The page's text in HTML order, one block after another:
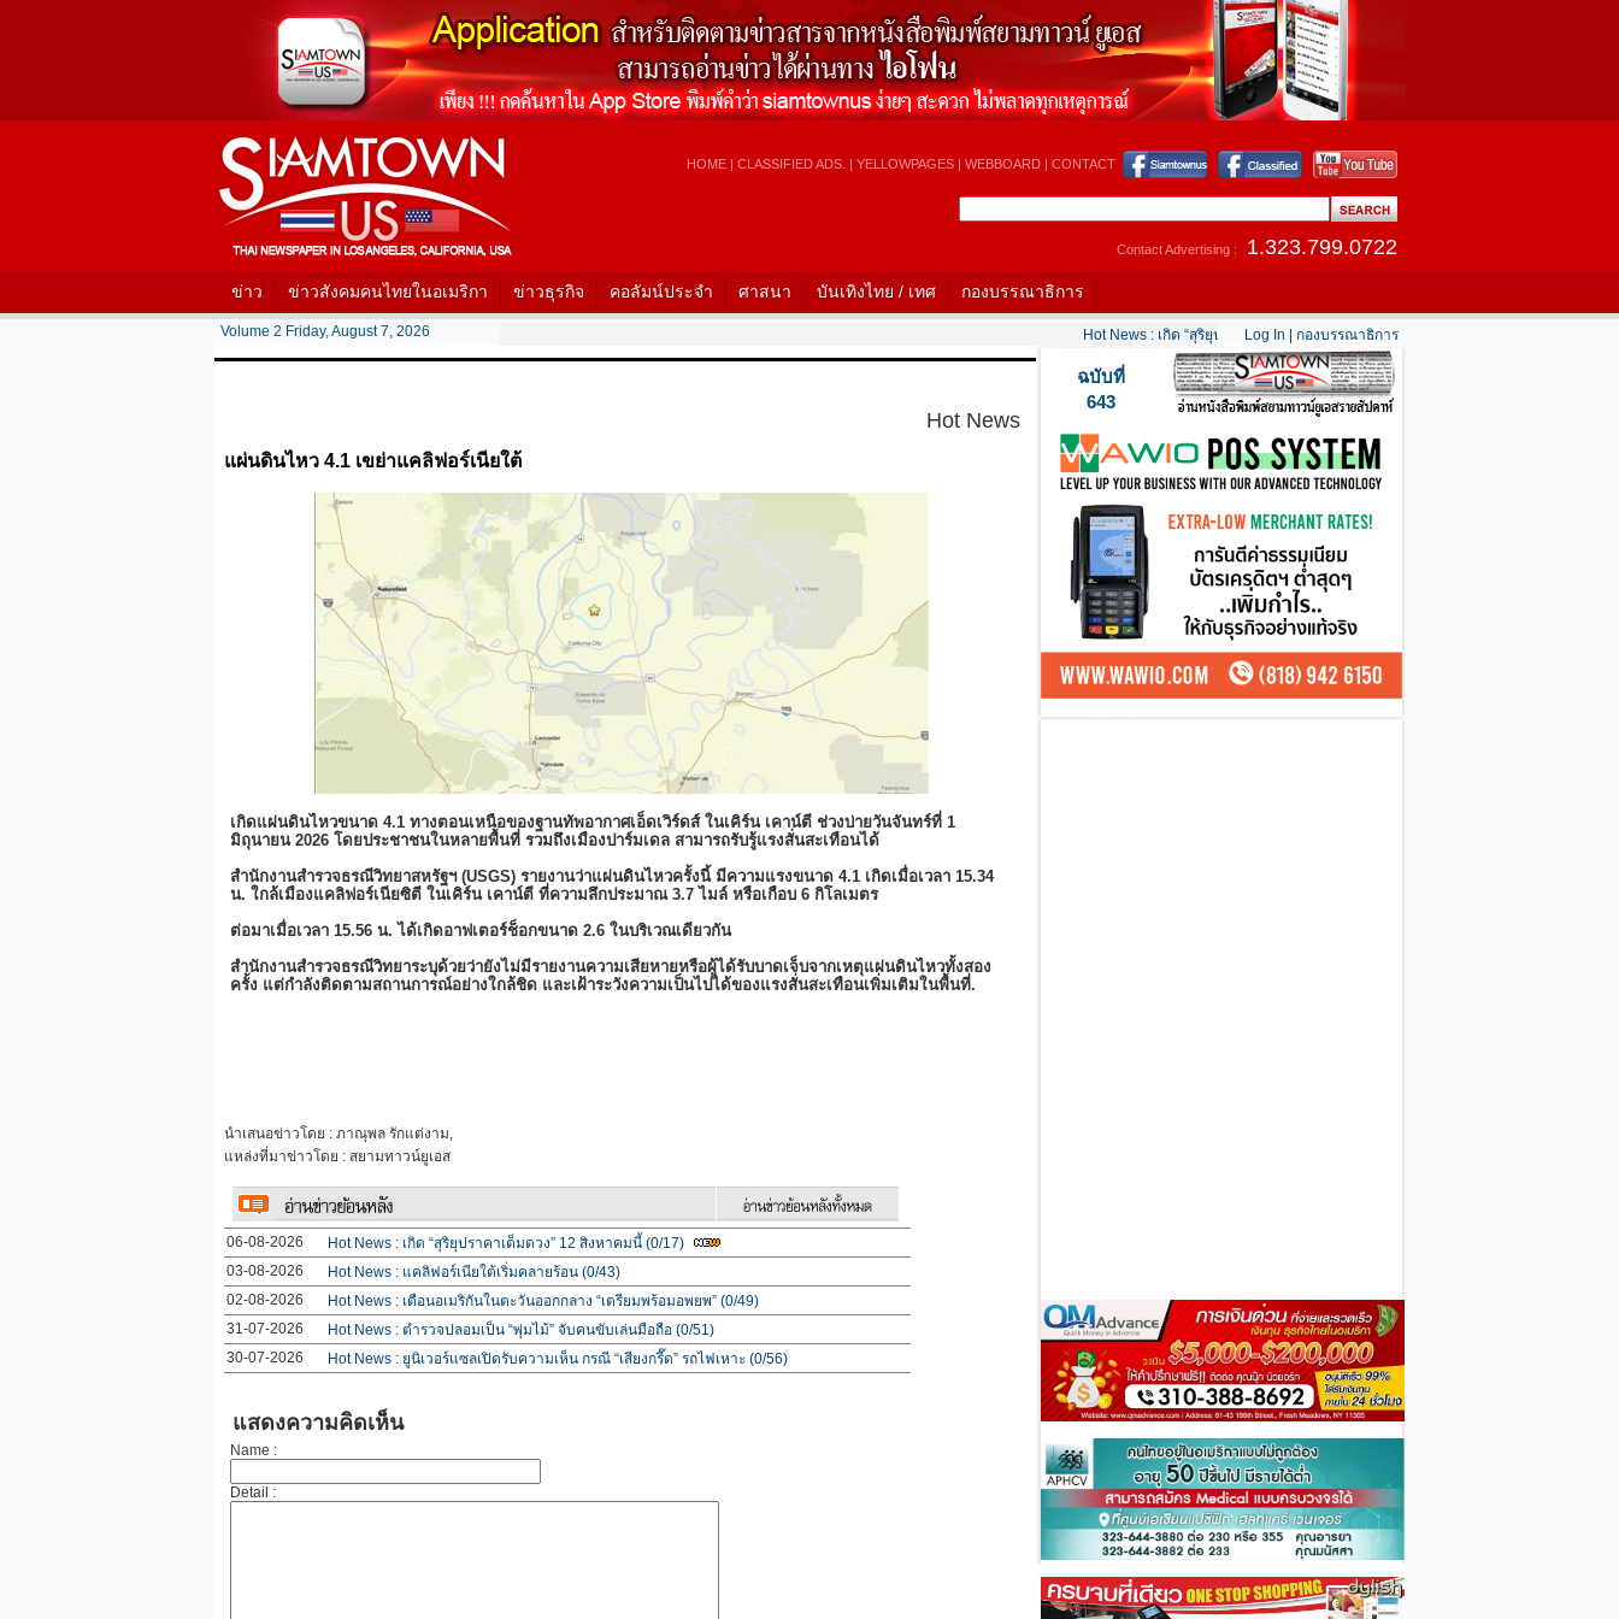
HOME| CLASSIFIED ADS. | YELLOWPAGES| WEBBOARD| CONTACT
Contact Advertising : 1.323.799.0722
ข่าว ข่าวสังคมคนไทยในอเมริกา ข่าวธุรกิจ คอลัมน์ประจำ ศาสนา บันเทิงไทย / เทศ กองบรรณาธิการ
Volume 2 Friday, August 7, 2026 Hot News : เกิด “สุริยุปราคาเต็มดวง” 12 สิงหาคมนี้....
Log In กองบรรณาธิการ
Hot News
แผ่นดินไหว 4.1 เขย่าแคลิฟอร์เนียใต้
เกิดแผ่นดินไหวขนาด 4.1 ทางตอนเหนือของฐานทัพอากาศเอ็ดเวิร์ดส์ ในเคิร์น เคาน์ตี ช่วงบ่ายวันจันทร์ที่ 1
มิถุนายน 2026 โดยประชาชนในหลายพื้นที่ รวมถึงเมืองปาร์มเดล สามารถรับรู้แรงสั่นสะเทือนได้
สำนักงานสำรวจธรณีวิทยาสหรัฐฯ (USGS) รายงานว่าแผ่นดินไหวครั้งนี้ มีความแรงขนาด 4.1 เกิดเมื่อเวลา 15.34
น. ใกล้เมืองแคลิฟอร์เนียซิตี ในเคิร์น เคาน์ตี ที่ความลึกประมาณ 3.7 ไมล์ หรือเกือบ 6 กิโลเมตร
ต่อมาเมื่อเวลา 15.56 น. ได้เกิดอาฟเตอร์ช็อกขนาด 2.6 ในบริเวณเดียวกัน
สำนักงานสำรวจธรณีวิทยาระบุด้วยว่ายังไม่มีรายงานความเสียหายหรือผู้ได้รับบาดเจ็บจากเหตุแผ่นดินไหวทั้งสอง
ครั้ง แต่กำลังติดตามสถานการณ์อย่างใกล้ชิด และเฝ้าระวังความเป็นไปได้ของแรงสั่นสะเทือนเพิ่มเติมในพื้นที่.
นำเสนอข่าวโดย : ภาณุพล รักแต่งาม,
แหล่งที่มาข่าวโดย : สยามทาวน์ยูเอส
06-08-2026
Hot News : เกิด “สุริยุปราคาเต็มดวง” 12 สิงหาคมนี้ (0/17)
03-08-2026
Hot News : แคลิฟอร์เนียใต้เริ่มคลายร้อน (0/43)
02-08-2026
Hot News : เตือนอเมริกันในตะวันออกกลาง “เตรียมพร้อมอพยพ” (0/49)
31-07-2026
Hot News : ตำรวจปลอมเป็น “พุ่มไม้” จับคนขับเล่นมือถือ (0/51)
30-07-2026
Hot News : ยูนิเวอร์แซลเปิดรับความเห็น กรณี “เสียงกรี๊ด” รถไฟเหาะ (0/56)
แสดงความคิดเห็น
Name :
Detail :
ฉบับที่
643